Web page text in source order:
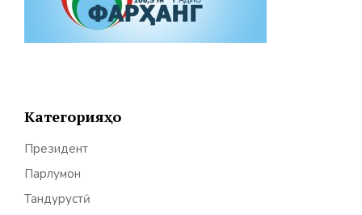
Категорияҳо
Президент
Парлумон
Тандурустӣ